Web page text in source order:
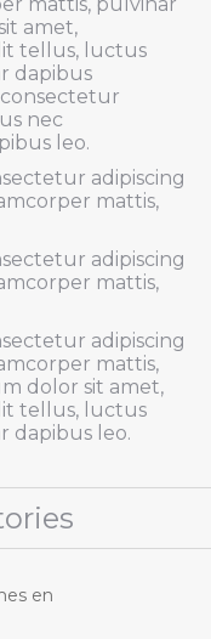
amet,
tellus, luctus
dapibus
consectetur
nec
leo.
adipiscing
mattis,
adipiscing
mattis,
adipiscing
mattis,
dolor sit amet,
tellus, luctus
dapibus leo.
en